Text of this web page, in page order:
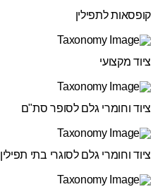
קופסאות לתפילין
ציוד מקצועי
ציוד וחומרי גלם לסופר סת"ם
ציוד וחומרי גלם לסוגרי בתי תפילין